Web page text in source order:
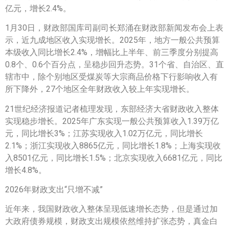
亿元，增长2.4%。
1月30日，财政部国库司副司长郑涌在财政部新闻发布会上表
示，近九成地区收入实现增长。2025年，地方一般公共预算
本级收入同比增长2.4%，增幅比上半年、前三季度分别提高
0.8个、0.6个百分点，呈稳步回升态势。31个省、自治区、直
辖市中，除个别地区受煤炭等大宗商品价格下行影响收入有
所下降外，27个地区全年财政收入较上年实现增长。
21世纪经济报道记者梳理发现，东部经济大省财政收入整体
实现稳步增长。2025年广东实现一般公共预算收入1.39万亿
元，同比增长3%；江苏实现收入1.02万亿元，同比增长
2.1%；浙江实现收入8865亿元，同比增长1.8%；上海实现收
入8501亿元，同比增长1.5%；北京实现收入6681亿元，同比
增长4.8%。
2026年财政支出“只增不减”
近年来，我国财政收入整体呈现低速增长态势，但是通过加
大政府债券规模，财政支出规模依然维持扩张态势，真金白